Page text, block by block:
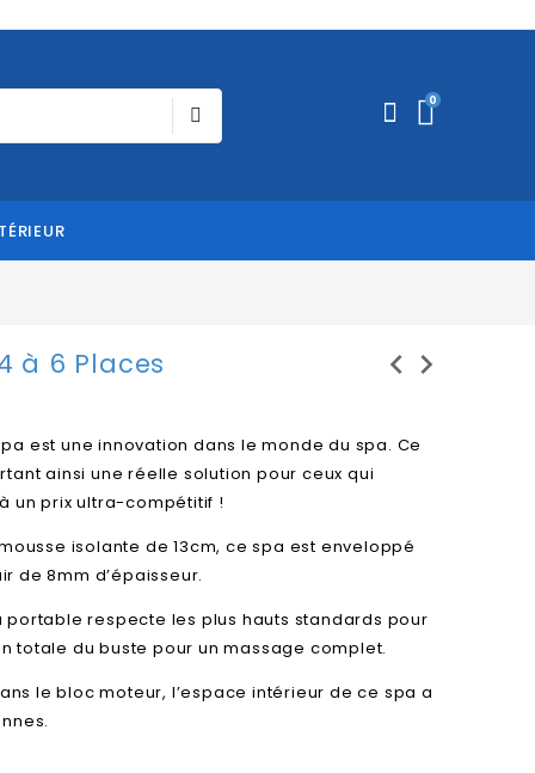
0
à 6 Places chevron_left chevron_right
est une innovation dans le monde du spa. Ce
ainsi une réelle solution pour ceux qui
un prix ultra-compétitif !
isolante de 13cm, ce spa est enveloppé
de 8mm d’épaisseur.
respecte les plus hauts standards pour
totale du buste pour un massage complet.
le bloc moteur, l’espace intérieur de ce spa a